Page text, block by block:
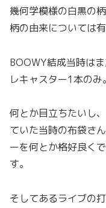
幾何学模様の白黒の
柄の由来については
BOOWY結成当時は
レキャスター1本のみ。
何とか目立ちたいし
ていた当時の布袋さ
ーを何とか格好良く
す。
そしてあるライブの